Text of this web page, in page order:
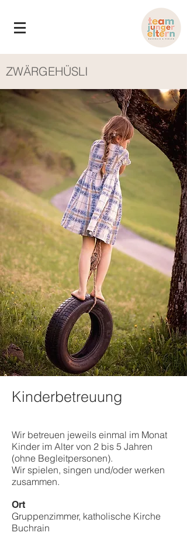
ZWÄRGEHÜSLI
Kinderbetreuung
Wir betreuen jeweils einmal im Monat
Kinder im Alter von 2 bis 5 Jahren
(ohne Begleitpersonen).
Wir spielen, singen und/oder werken
zusammen.
Ort
Gruppenzimmer, katholische Kirche
Buchrain